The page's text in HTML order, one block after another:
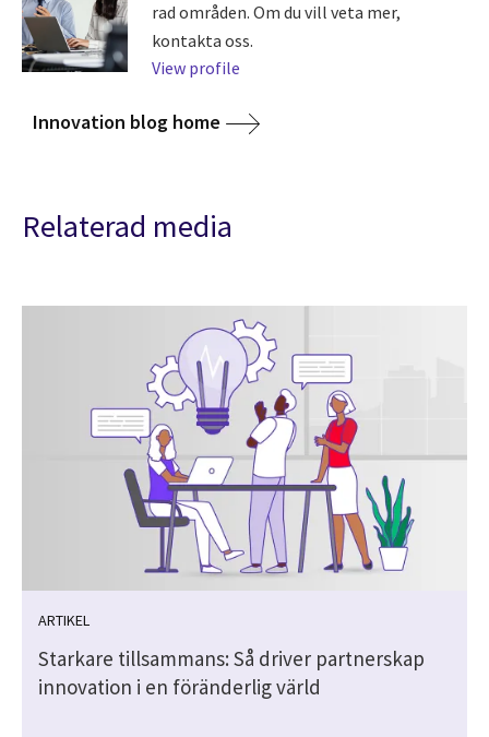
rad områden. Om du vill veta mer,
kontakta oss.
View profile
Innovation blog home
Relaterad media
ARTIKEL
Starkare tillsammans: Så driver partnerskap
innovation i en föränderlig värld